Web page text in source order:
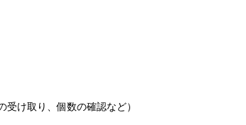
け取り、個数の確認など）